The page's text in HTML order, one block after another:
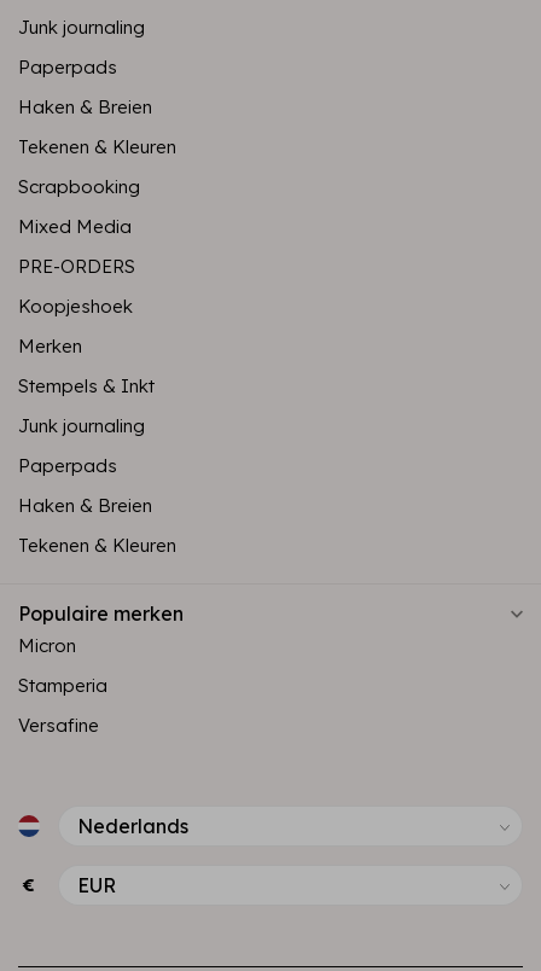
Junk journaling
Paperpads
Haken & Breien
Tekenen & Kleuren
Scrapbooking
Mixed Media
PRE-ORDERS
Koopjeshoek
Merken
Stempels & Inkt
Junk journaling
Paperpads
Haken & Breien
Tekenen & Kleuren
Populaire merken
Micron
Stamperia
Versafine
€